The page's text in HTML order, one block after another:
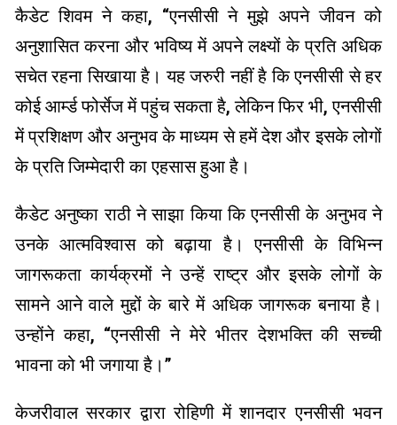
कैडेट शिवम ने कहा, “एनसीसी ने मुझे अपने जीवन को
अनुशासित करना और भविष्य में अपने लक्ष्यों के प्रति अधिक
सचेत रहना सिखाया है। यह जरुरी नहीं है कि एनसीसी से हर
कोई आर्म्ड फोर्सेज में पहुंच सकता है, लेकिन फिर भी, एनसीसी
में प्रशिक्षण और अनुभव के माध्यम से हमें देश और इसके लोगों
के प्रति जिम्मेदारी का एहसास हुआ है।
कैडेट अनुष्का राठी ने साझा किया कि एनसीसी के अनुभव ने
उनके आत्मविश्वास को बढ़ाया है। एनसीसी के विभिन्न
जागरूकता कार्यक्रमों ने उन्हें राष्ट्र और इसके लोगों के
सामने आने वाले मुद्दों के बारे में अधिक जागरूक बनाया है।
उन्होंने कहा, “एनसीसी ने मेरे भीतर देशभक्ति की सच्ची
भावना को भी जगाया है।”
केजरीवाल सरकार द्वारा रोहिणी में शानदार एनसीसी भवन